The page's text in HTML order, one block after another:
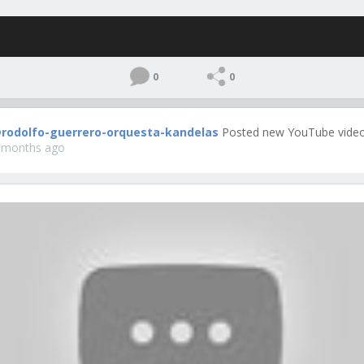
0 0
guerrero-orquesta-kandelas Posted new YouTube
ago